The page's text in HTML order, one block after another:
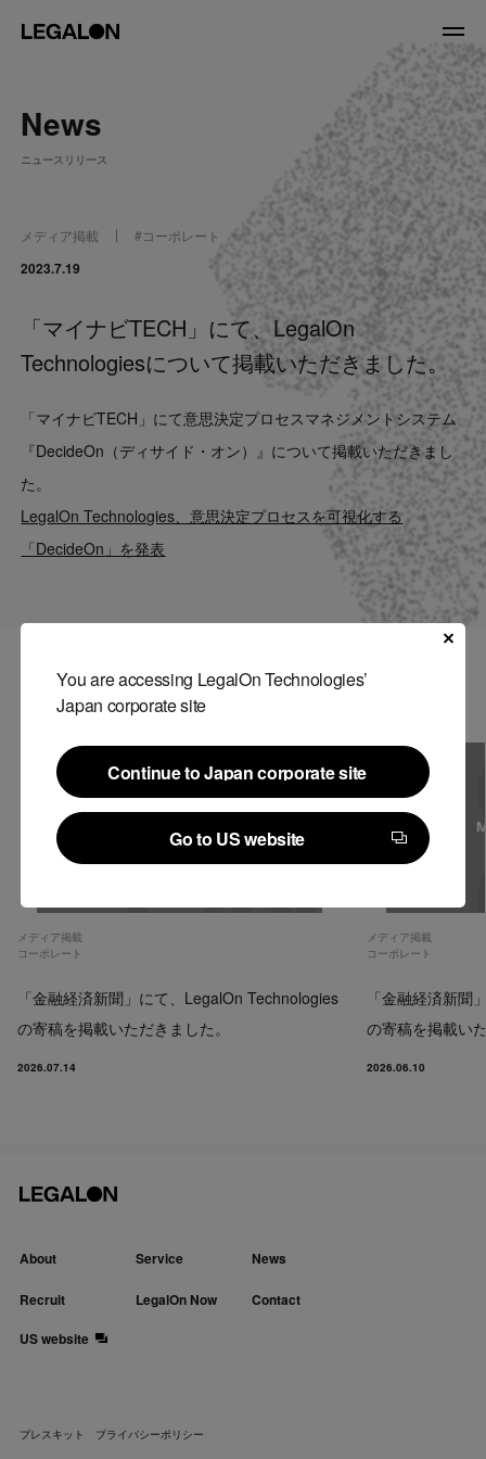
About
役員紹介
Service
News
LegalOn Now
Contact
You are accessing LegalOn Technologies’
Japan corporate site
Continue to Japan corporate site
Continue to Japan corporate site
Go to US website
Go to US website
News
ニュースリリース
メディア掲載 #コーポレート
2023.7.19
「マイナビTECH」にて、LegalOn
Technologiesについて掲載いただきました。
「マイナビTECH」にて意思決定プロセスマネジメントシステム
『DecideOn（ディサイド・オン）』について掲載いただきまし
た。
LegalOn Technologies、意思決定プロセスを可視化する
「DecideOn」を発表
関連記事
メディア掲載
コーポレート
「金融経済新聞」にて、LegalOn Technologies
の寄稿を掲載いただきました。
2026.07.14
メディア掲載
コーポレート
「金融経済新聞
の寄稿を掲載い
2026.06.10
About Service News
Recruit LegalOn Now
Contact
US website
プレスキット プライバシーポリシー